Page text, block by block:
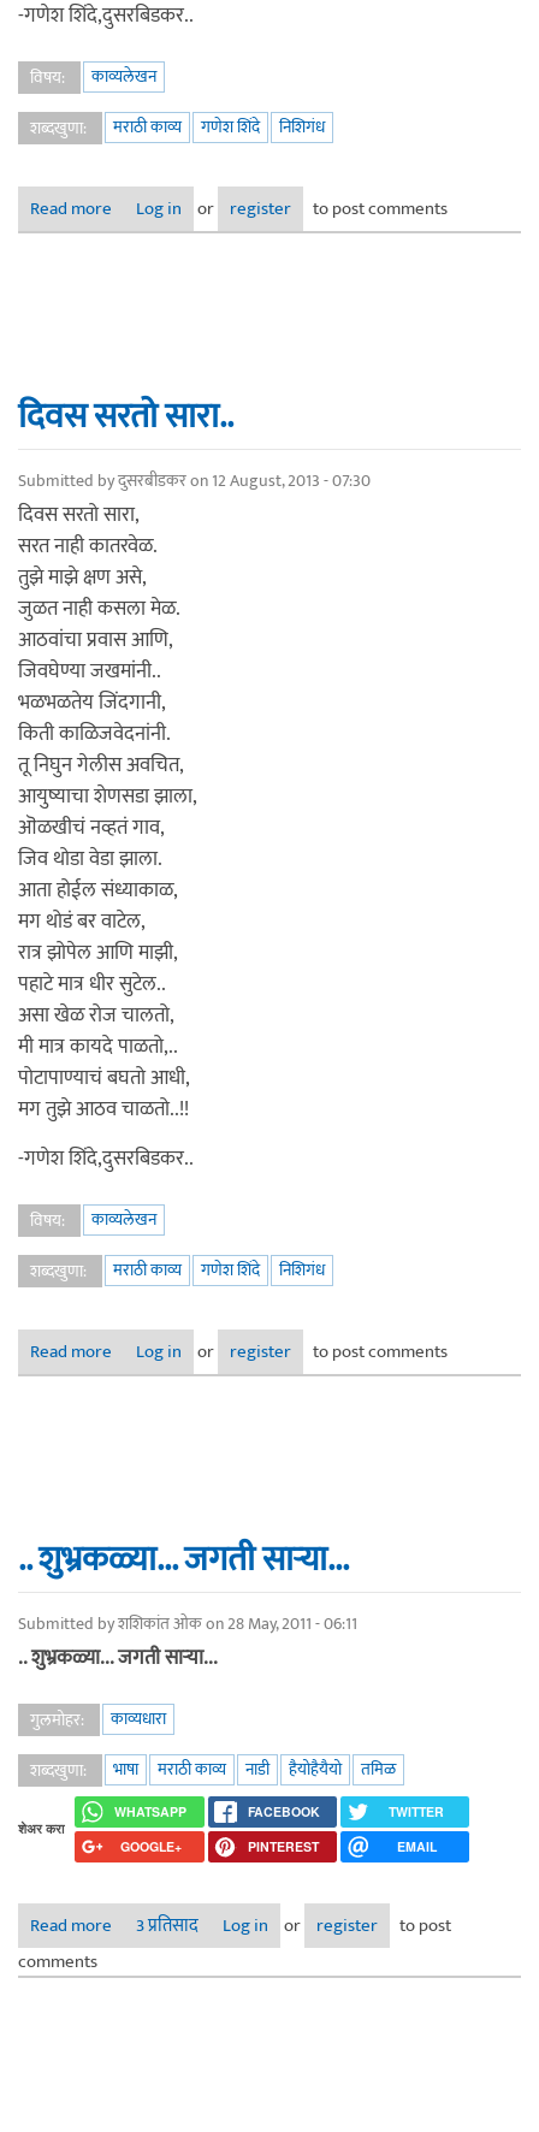
-गणेश शिंदे,दुसरबिडकर..
विषय:
काव्यलेखन
शब्दखुणा:
मराठी काव्य गणेश शिंदे निशिगंध
Read more about दिवस सरतो सारा..
Log in or register to post comments
दिवस सरतो सारा..
Submitted byदुसरबीडकरon 12 August, 2013 - 07:30
दिवस सरतो सारा,
सरत नाही कातरवेळ.
तुझे माझे क्षण असे,
जुळत नाही कसला मेळ.
आठवांचा प्रवास आणि,
जिवघेण्या जखमांनी..
भळभळतेय जिंदगानी,
किती काळिजवेदनांनी.
तू निघुन गेलीस अवचित,
आयुष्याचा शेणसडा झाला,
ऒळखीचं नव्हतं गाव,
जिव थोडा वेडा झाला.
आता होईल संध्याकाळ,
मग थोडं बर वाटेल,
रात्र झोपेल आणि माझी,
पहाटे मात्र धीर सुटेल..
असा खेळ रोज चालतो,
मी मात्र कायदे पाळतो,..
पोटापाण्याचं बघतो आधी,
मग तुझे आठव चाळतो..!!
-गणेश शिंदे,दुसरबिडकर..
विषय:
काव्यलेखन
शब्दखुणा:
मराठी काव्य गणेश शिंदे निशिगंध
Read more about दिवस सरतो सारा..
Log in or register to post comments
.. शुभ्रकळ्या... जगती सार्‍या...
Submitted byशशिकांत ओकon 28 May, 2011 - 06:11
.. शुभ्रकळ्या... जगती सार्‍या...
गुलमोहर:
काव्यधारा
शब्दखुणा:
भाषा मराठी काव्य नाडी हैयोहैयैयो तमिळ
शेअर करा
WHATSAPP FACEBOOK
TWITTER
GOOGLE+
PINTEREST EMAIL
Read more about .. शुभ्रकळ्या... जगती सार्‍या...
3 प्रतिसाद Log in or register
to post
comments